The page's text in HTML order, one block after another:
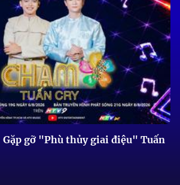
Gặp gỡ "Phù thủy giai điệu" Tuấn